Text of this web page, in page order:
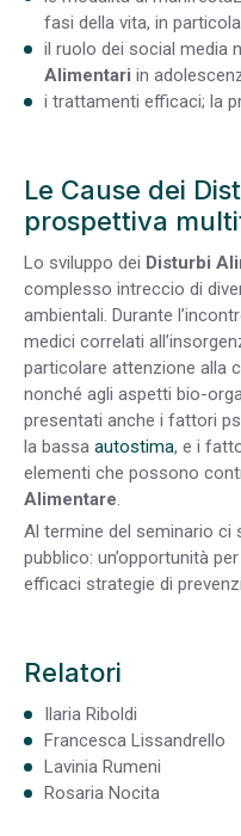
fasi della vita, in
il ruolo dei social media
Alimentari in
i trattamenti efficaci; la
Le Cause dei
prospettiva
Lo sviluppo dei Disturbi
complesso intreccio di
ambientali. Durante
medici correlati
particolare attenzione alla
nonché agli aspetti bio-
presentati anche i fattori
la bassa autostima, e i
elementi che possono
Alimentare.
Al termine del seminario ci
pubblico: un’opportunità
efficaci strategie di
Relatori
Ilaria Riboldi
Francesca Lissandrello
Lavinia Rumeni
Rosaria Nocita